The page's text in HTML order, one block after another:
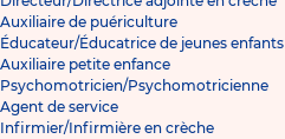
Auxiliaire de puériculture
Éducateur/Éducatrice de jeunes enfants
Auxiliaire petite enfance
Psychomotricien/Psychomotricienne
Agent de service
Infirmier/Infirmière en crèche